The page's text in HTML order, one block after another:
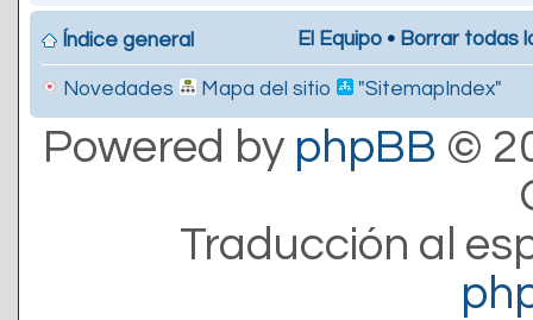
Índice general El Equipo • Borrar todas
Novedades Mapa del sitio "SitemapIndex"
Powered by phpBB ©
Traducción al